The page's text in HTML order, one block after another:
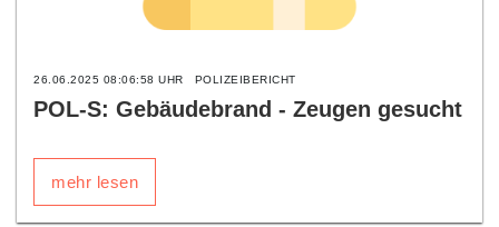
26.06.2025 08:06:58 UHR POLIZEIBERICHT
POL-S: Gebäudebrand - Zeugen gesucht
mehr lesen